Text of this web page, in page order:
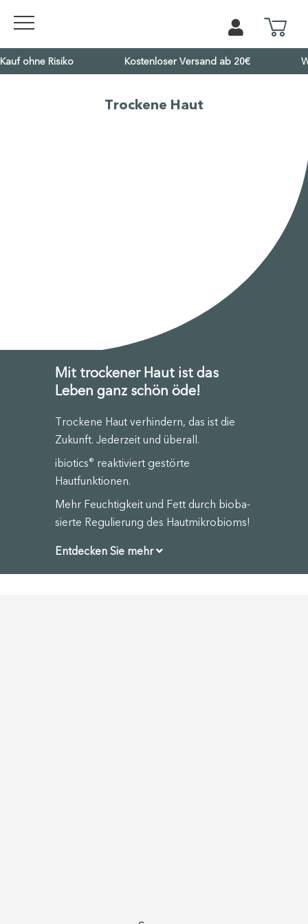
Kauf ohne Risiko Kostenloser Versand ab 20€
Trockene Haut
Mit trockener Haut ist das
Leben ganz schön öde!
Trockene Haut verhindern, das ist die
Zukunft. Jederzeit und überall.
ibiotics® reakti­viert gestörte
Hautfunktionen.
Mehr Feuch­tigkeit und Fett durch bioba­
sierte Regulierung des Hautmikrobioms!
Entdecken Sie mehr